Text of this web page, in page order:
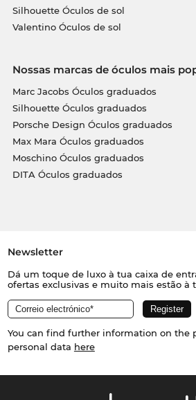
Silhouette Óculos de sol
Valentino Óculos de sol
Nossas marcas de óculos mais
Marc Jacobs Óculos graduados
Silhouette Óculos graduados
Porsche Design Óculos graduados
Max Mara Óculos graduados
Moschino Óculos graduados
DITA Óculos graduados
Newsletter
Dá um toque de luxo à tua caixa de
ofertas exclusivas e muito mais estão à
You can find further information on the
personal data here